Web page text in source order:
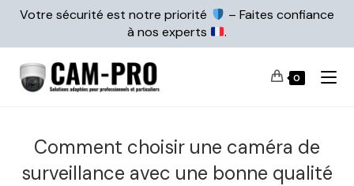
Votre sécurité est notre priorité
– Faites confiance
à nos experts
.
0
Comment choisir une caméra de
surveillance avec une bonne qualité